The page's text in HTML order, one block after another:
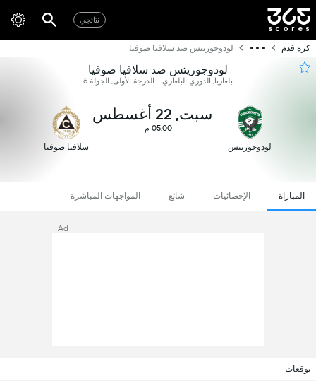
نتائجي
كرة قدم لودوجوريتس ضد سلافيا صوفيا
لودوجوريتس ضد سلافيا صوفيا
بلغاريا, الدوري البلغاري - الدرجة الأولى, الجولة 6
لودوجوريتس
سبت, 22 أغسطس
05:00 م
سلافيا صوفيا
المباراة الإحصائيات شائع المواجهات المباشرة
Ad
توقعات